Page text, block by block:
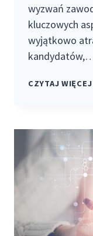
wyzwań
kluczowych
wyjątkowo
CZYTAJ WIĘCEJ